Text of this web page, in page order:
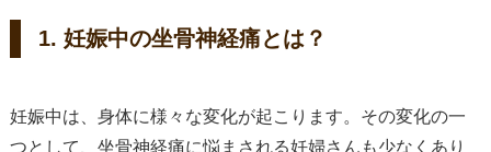
1. 妊娠中の坐骨神経痛とは？
妊娠中は、身体に様々な変化が起こります。その変化の一
つとして、坐骨神経痛に悩まされる妊婦さんも少なくあり